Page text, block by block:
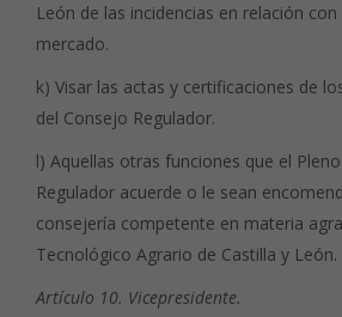
León de las incidencias en relación
mercado.
k) Visar las actas y certificaciones de
del Consejo Regulador.
l) Aquellas otras funciones que el
Regulador acuerde o le sean
consejería competente en materia
Tecnológico Agrario de Castilla y León.
Artículo 10. Vicepresidente.